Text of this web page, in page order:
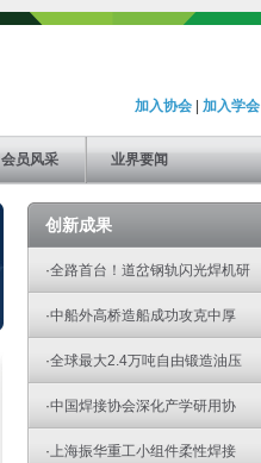
加入协会 加入学会
会员风采 业界要闻
创新成果
·全路首台！道岔钢轨闪光焊机研
·中船外高桥造船成功攻克中厚
·全球最大2.4万吨自由锻造油压
·中国焊接协会深化产学研用协
·上海振华重工小组件柔性焊接